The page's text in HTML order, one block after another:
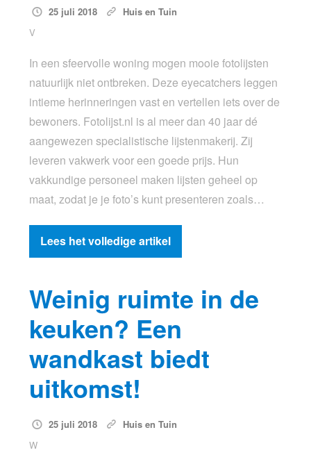
25 juli 2018
Huis en Tuin
V
In een sfeervolle woning mogen mooie fotolijsten
natuurlijk niet ontbreken. Deze eyecatchers leggen
intieme herinneringen vast en vertellen iets over de
bewoners. Fotolijst.nl is al meer dan 40 jaar dé
aangewezen specialistische lijstenmakerij. Zij
leveren vakwerk voor een goede prijs. Hun
vakkundige personeel maken lijsten geheel op
maat, zodat je je foto’s kunt presenteren zoals…
Lees het volledige artikel
Weinig ruimte in de
keuken? Een
wandkast biedt
uitkomst!
25 juli 2018
Huis en Tuin
W